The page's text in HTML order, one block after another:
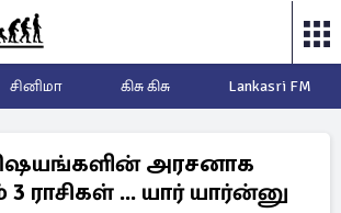
சினிமா கிசு கிசு Lankasri FM
அரசனாக
3 ராசிகள் ... யார் யார்ன்னு